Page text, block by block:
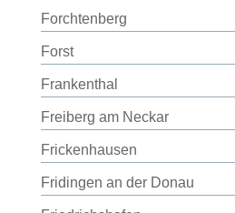
Forchtenberg
Forst
Frankenthal
Freiberg am Neckar
Frickenhausen
Fridingen an der Donau